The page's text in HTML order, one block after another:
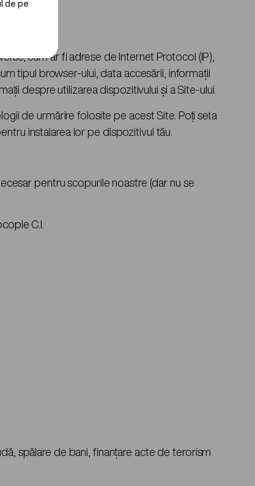
cum ar fi adrese de Internet Protocol (IP),
tipul browser-ului, data accesării, informații
despre utilizarea dispozitivului și a Site-ului.
de urmărire folosite pe acest Site. Poți seta
instalarea lor pe dispozitivul tău.
pentru scopurile noastre (dar nu se
C.I.
spălare de bani, finanțare acte de terorism
de pe